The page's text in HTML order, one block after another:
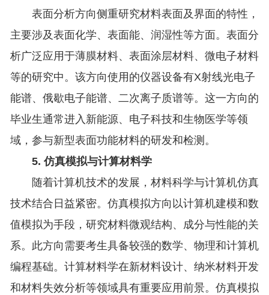
表面分析方向侧重研究材料表面及界面的特性，
主要涉及表面化学、表面能、润湿性等方面。表面分
析广泛应用于薄膜材料、表面涂层材料、微电子材料
等的研究中。该方向使用的仪器设备有X射线光电子
能谱、俄歇电子能谱、二次离子质谱等。这一方向的
毕业生通常进入新能源、电子科技和生物医学等领
域，参与新型表面功能材料的研发和检测。
5. 仿真模拟与计算材料学
随着计算机技术的发展，材料科学与计算机仿真
技术结合日益紧密。仿真模拟方向以计算机建模和数
值模拟为手段，研究材料微观结构、成分与性能的关
系。此方向需要考生具备较强的数学、物理和计算机
编程基础。计算材料学在新材料设计、纳米材料开发
和材料失效分析等领域具有重要应用前景。仿真模拟